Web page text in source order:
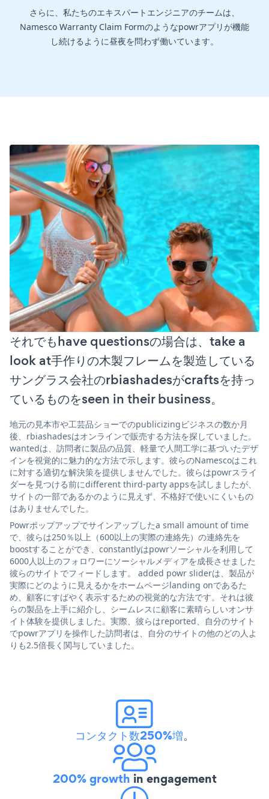
さらに、私たちのエキスパートエンジニアのチームは、
Namesco Warranty Claim Formのようなpowrアプリが機能
し続けるように昼夜を問わず働いています。
それでもhave questionsの場合は、take a
look at手作りの木製フレームを製造している
サングラス会社のrbiashadesがcraftsを持っ
ているものをseen in their business。
地元の見本市や工芸品ショーでのpublicizingビジネスの数か月
後、rbiashadesはオンラインで販売する方法を探していました。
wantedは、訪問者に製品の品質、軽量で人間工学に基づいたデザ
インを視覚的に魅力的な方法で示します。彼らのNamescoはこれ
に対する適切な解決策を提供しませんでした。彼らはpowrスライ
ダーを見つける前にdifferent third-party appsを試しましたが、
サイトの一部であるかのように見えず、不格好で使いにくいもの
はありませんでした。
Powrポップアップでサインアップしたa small amount of time
で、彼らは250％以上（600以上の実際の連絡先）の連絡先を
boostすることができ、constantlyはpowrソーシャルを利用して
6000人以上のフォロワーにソーシャルメディアを成長させました
彼らのサイトでフィードします。 added powr sliderは、製品が
実際にどのように見えるかをホームページlanding onであるた
め、顧客にすばやく表示するための視覚的な方法です。それは彼
らの製品を上手に紹介し、シームレスに顧客に素晴らしいオンサ
イト体験を提供しました。実際、彼らはreported、自分のサイト
でpowrアプリを操作した訪問者は、自分のサイトの他のどの人よ
りも2.5倍長く関与していました。
コンタクト数250%増。
200% growth in engagement